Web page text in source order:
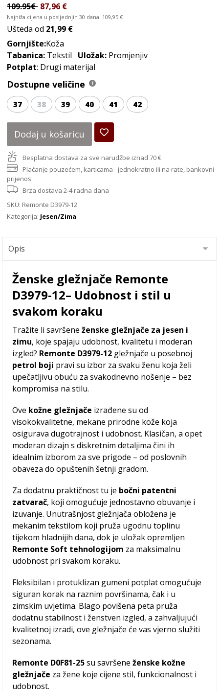
109.95€ 87,96 €
Najniža cijena u posljednjih 30 dana: 109,95€
Ušteda od 21,99 €
Gornjište:Koža
Tabanica: Tekstil Uložak: Promjenjiv
Potplat: Drugi materijal
Dostupne veličine
37 38 39 40 41 42
Dodaj u košaricu
Besplatna dostava za sve narudžbe iznad 70 €
Plaćanje pouzećem, karticama - jednokratno ili na rate, bankovni
prijenos
Brza dostava 2-4 radna dana
SKU: Remonte D3979-12
Kategorija: Jesen/Zima
Ženske gležnjače Remonte
D3979-12– Udobnost i stil u
svakom koraku
Tražite li savršeneženske gležnjače za jesen i
zimu, koje spajaju udobnost, kvalitetu i moderan
izgled? Remonte D3979-12 gležnjače u posebnoj
petrol boji pravi su izbor za svaku ženu koja želi
upečatljivu obuću za svakodnevno nošenje – bez
kompromisa na stilu.
Ove kožne gležnjače izrađene su od
visokokvalitetne, mekane prirodne kože koja
osigurava dugotrajnost i udobnost. Klasičan, a opet
moderan dizajn s diskretnim detaljima čini ih
idealnim izborom za sve prigode – od poslovnih
obaveza do opuštenih šetnji gradom.
Za dodatnu praktičnost tu je bočni patentni
zatvarač, koji omogućuje jednostavno obuvanje i
izuvanje. Unutrašnjost gležnjača obložena je
mekanim tekstilom koji pruža ugodnu toplinu
tijekom hladnijih dana, dok je uložak opremljen
Remonte Soft tehnologijom za maksimalnu
udobnost pri svakom koraku.
Fleksibilan i protuklizan gumeni potplat omogućuje
siguran korak na raznim površinama, čak i u
zimskim uvjetima. Blago povišena peta pruža
dodatnu stabilnost i ženstven izgled, a zahvaljujući
kvalitetnoj izradi, ove gležnjače će vas vjerno služiti
sezonama.
Remonte D0F81-25su savršeneženske kožne
gležnjače za žene koje cijene stil, funkcionalnost i
udobnost.